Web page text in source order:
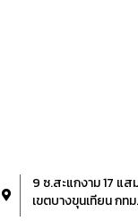
9 ซ.สะแกงาม 17 แ
เขตบางขุนเทียน กทม.